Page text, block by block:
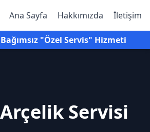
Ana Sayfa Hakkımızda İletişim
"Özel Servis" Hizmeti
Servisi